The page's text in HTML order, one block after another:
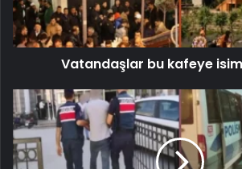
Vatandaşlar bu kafeye